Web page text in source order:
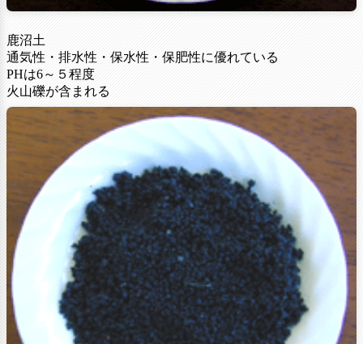
鹿沼土
通気性・排水性・保水性・保肥性に優れている
PHは6～５程度
火山礫が含まれる